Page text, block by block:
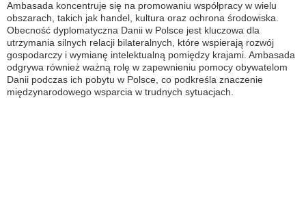
Ambasada koncentruje się na promowaniu współpracy w wielu
obszarach, takich jak handel, kultura oraz ochrona środowiska.
Obecność dyplomatyczna Danii w Polsce jest kluczowa dla
utrzymania silnych relacji bilateralnych, które wspierają rozwój
gospodarczy i wymianę intelektualną pomiędzy krajami. Ambasada
odgrywa również ważną rolę w zapewnieniu pomocy obywatelom
Danii podczas ich pobytu w Polsce, co podkreśla znaczenie
międzynarodowego wsparcia w trudnych sytuacjach.